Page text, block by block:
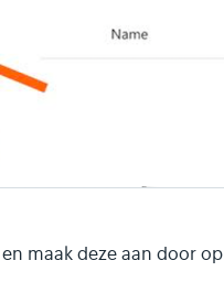
maak deze aan door op